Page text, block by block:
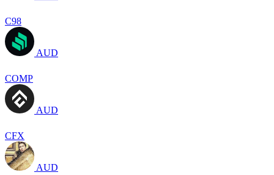
C98
AUD
COMP
AUD
CFX
AUD